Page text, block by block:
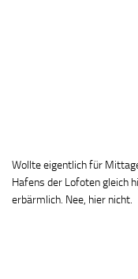
Wollte eigentlich für
Hafens der Lofoten gleich
erbärmlich. Nee, hier nicht.